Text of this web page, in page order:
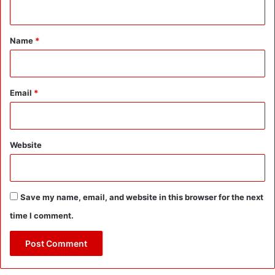
जि
म्मे
दा
-
का
बि
-
सं
व
न
शी
D
o
t
o
*
Name *
Email *
Website
Save my name, email, and website in this browser for the next
time I comment.